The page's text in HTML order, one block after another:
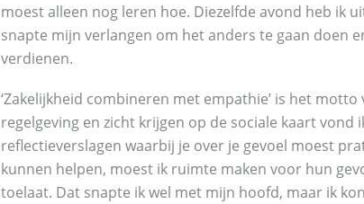
moest alleen nog leren hoe. Diezelfde avond heb ik
snapte mijn verlangen om het anders te gaan doen
verdienen.
‘Zakelijkheid combineren met empathie’ is het
regelgeving en zicht krijgen op de sociale kaart
reflectieverslagen waarbij je over je gevoel moest
kunnen helpen, moest ik ruimte maken voor hun
toelaat. Dat snapte ik wel met mijn hoofd, maar ik